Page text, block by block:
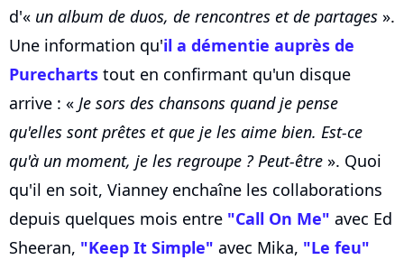
d'« un album de duos, de rencontres et de partages ».
Une information qu'il a démentie auprès de
Purecharts tout en confirmant qu'un disque
arrive : « Je sors des chansons quand je pense
qu'elles sont prêtes et que je les aime bien. Est-ce
qu'à un moment, je les regroupe ? Peut-être ». Quoi
qu'il en soit, Vianney enchaîne les collaborations
depuis quelques mois entre "Call On Me" avec Ed
Sheeran, "Keep It Simple" avec Mika, "Le feu"